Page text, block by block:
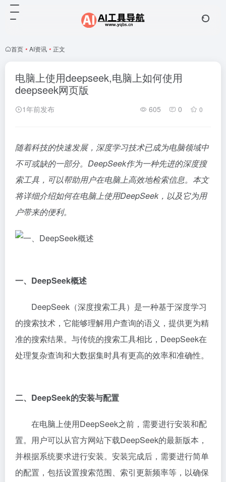
首页 • AI资讯 • 正文
电脑上使用deepseek,电脑上如何使用
deepseek网页版
1年前发布 605 0 0
随着科技的快速发展，深度学习技术已成为电脑领域中
不可或缺的一部分。DeepSeek作为一种先进的深度搜
索工具，可以帮助用户在电脑上高效地检索信息。本文
将详细介绍如何在电脑上使用DeepSeek，以及它为用
户带来的便利。
一、DeepSeek概述
DeepSeek（深度搜索工具）是一种基于深度学习
的搜索技术，它能够理解用户查询的语义，提供更为精
准的搜索结果。与传统的搜索工具相比，DeepSeek在
处理复杂查询和大数据集时具有更高的效率和准确性。
二、DeepSeek的安装与配置
在电脑上使用DeepSeek之前，需要进行安装和配
置。用户可以从官方网站下载DeepSeek的最新版本，
并根据系统要求进行安装。安装完成后，需要进行简单
的配置，包括设置搜索范围、索引更新频率等，以确保